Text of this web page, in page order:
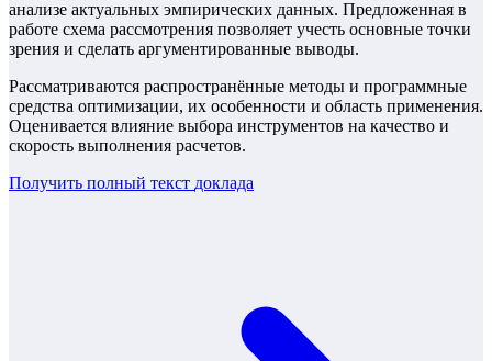
анализе актуальных эмпирических данных. Предложенная в
работе схема рассмотрения позволяет учесть основные точки
зрения и сделать аргументированные выводы.
Рассматриваются распространённые методы и программные
средства оптимизации, их особенности и область применения.
Оценивается влияние выбора инструментов на качество и
скорость выполнения расчетов.
Получить полный текст доклада